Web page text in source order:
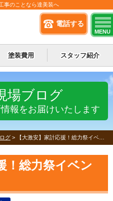
電話する
MENU
事のことなら達美装へ
塗装費用 スタッフ紹介
場ブログ
報をお届けいたします
グ > 【大激安】家計応援！総力祭イベントを開催！！
！総力祭イベン